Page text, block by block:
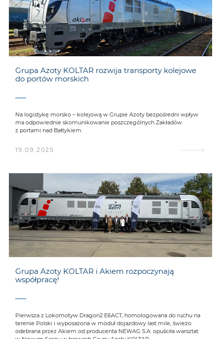
Grupa Azoty KOLTAR rozwija transporty kolejowe
do portów morskich
Na logistykę morsko – kolejową w Grupie Azoty bezpośredni wpływ
ma odpowiednie skomunikowanie poszczególnych Zakładów
z portami nad Bałtykiem.
19.09.2025
Grupa Azoty KOLTAR i Akiem rozpoczynają
współpracę!
Pierwsza z Lokomotyw Dragon2 E6ACT, homologowana do ruchu na
terenie Polski i wyposażona w moduł dojazdowy last mile, świeżo
odebrana przez Akiem od producenta NEWAG S.A. opuściła warsztat